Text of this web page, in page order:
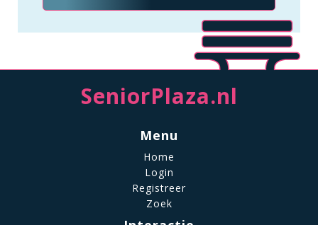
SeniorPlaza.nl
Menu
Home
Login
Registreer
Zoek